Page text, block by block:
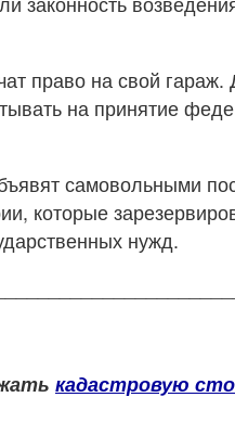
право на свой
на принятие
самовольными
которые
нужд.
кадастровую